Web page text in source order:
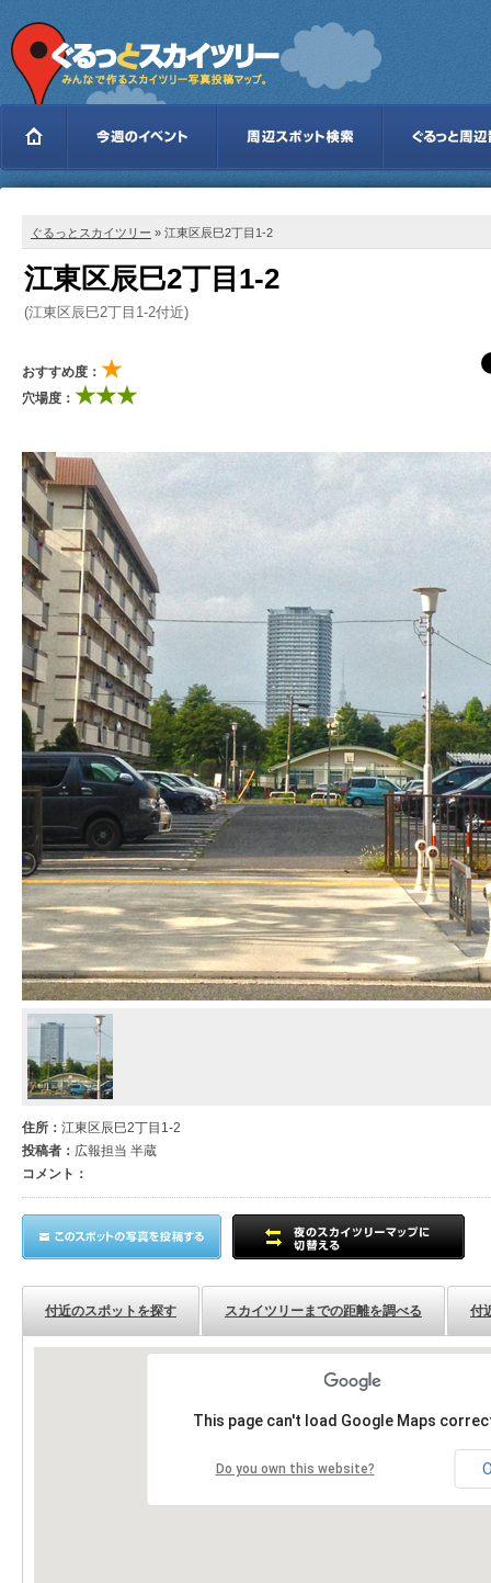
ぐるっとスカイツリー » 江東区辰巳2丁目1-2
江東区辰巳2丁目1-2
(江東区辰巳2丁目1-2付近)
おすすめ度： ★
穴場度： ★★★
住所： 江東区辰巳2丁目1-2
投稿者： 広報担当 半蔵
コメント：
付近のスポットを探す スカイツリーまでの距離を調べる 付
This page can't load Google Maps
Do you own this website?